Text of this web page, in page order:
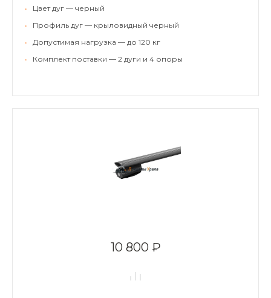
•
Цвет дуг — черный
•
Профиль дуг — крыловидный черный
•
Допустимая нагрузка — до 120 кг
•
Комплект поставки — 2 дуги и 4 опоры
10 800 ₽